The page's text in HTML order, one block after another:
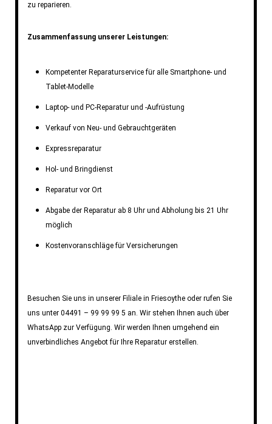
zu reparieren.
Zusammenfassung unserer Leistungen:
Kompetenter Reparaturservice für alle Smartphone- und
Tablet-Modelle
Laptop- und PC-Reparatur und -Aufrüstung
Verkauf von Neu- und Gebrauchtgeräten
Expressreparatur
Hol- und Bringdienst
Reparatur vor Ort
Abgabe der Reparatur ab 8 Uhr und Abholung bis 21 Uhr
möglich
Kostenvoranschläge für Versicherungen
Besuchen Sie uns in unserer Filiale in Friesoythe oder rufen Sie
uns unter 04491 – 99 99 99 5 an. Wir stehen Ihnen auch über
WhatsApp zur Verfügung. Wir werden Ihnen umgehend ein
unverbindliches Angebot für Ihre Reparatur erstellen.